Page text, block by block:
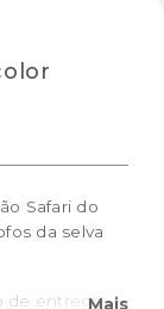
Safari do
da selva
de entregaMais